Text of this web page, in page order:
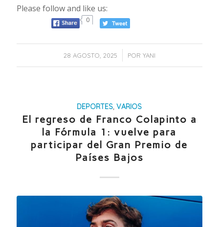
Please follow and like us:
0
28 AGOSTO, 2025
/ POR YANI
DEPORTES,VARIOS
El regreso de Franco Colapinto a
la Fórmula 1: vuelve para
participar del Gran Premio de
Países Bajos